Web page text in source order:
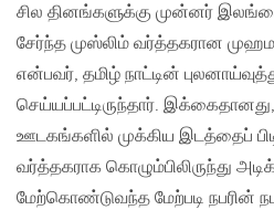
சில தினங்களுக்கு முன்னர்
சேர்ந்த முஸ்லிம் வர்த்தகரான
என்பவர், தமிழ் நாட்டின்
செய்யப்பட்டிருந்தார்.
ஊடகங்களில் முக்கிய இடத்தைப்
வர்த்தகராக கொழும்பிலிருந்து
மேற்கொண்டுவந்த மேற்படி நபரின்